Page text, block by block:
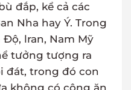
đắp, kể cả các
Nha hay Ý. Trong
lran, Nam Mỹ
tưởng tượng ra
đát, trong đó con